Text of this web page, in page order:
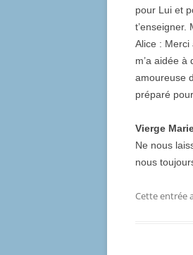
pour Lui et
t’enseigner.
Alice : Merci
m’a aidée
amoureuse
préparé
Vierge
Ne nous
nous
Cette entrée